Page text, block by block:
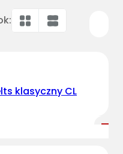
klasyczny CL